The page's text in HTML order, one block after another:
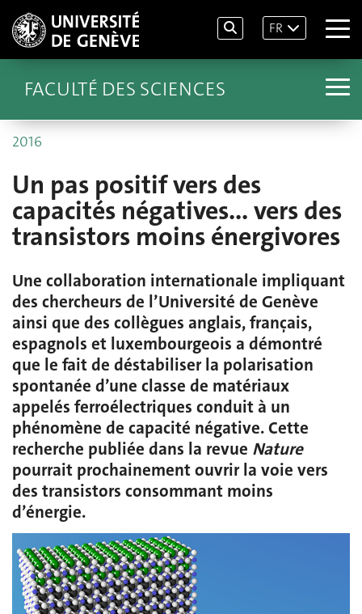
FR
FACULTÉ DES SCIENCES
2016
Un pas positif vers des
capacités négatives... vers des
transistors moins énergivores
Une collaboration internationale impliquant
des chercheurs de l’Université de Genève
ainsi que des collègues anglais, français,
espagnols et luxembourgeois a démontré
que le fait de déstabiliser la polarisation
spontanée d’une classe de matériaux
appelés ferroélectriques conduit à un
phénomène de capacité négative. Cette
recherche publiée dans la revue Nature
pourrait prochainement ouvrir la voie vers
des transistors consommant moins
d’énergie.